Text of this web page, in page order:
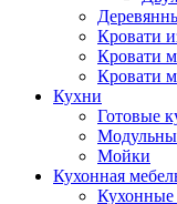
Кровати
Кровати
Кровати
Кухни
Готовые
Мойки
Кухонная
Кухонные